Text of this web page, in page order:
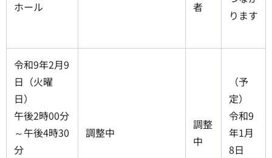
ホール 者
ります
令和9年2月9
日（火曜
日）
午後2時00分
～午後4時30
分
調整中
調整
中
（予
定）
令和9
年1月
8日